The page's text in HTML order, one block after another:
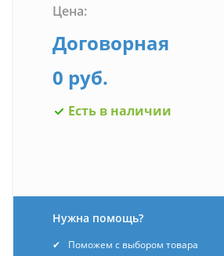
Цена:
Договорная
0 руб.
Есть в наличии
Нужна помощь?
Поможем с выбором товара